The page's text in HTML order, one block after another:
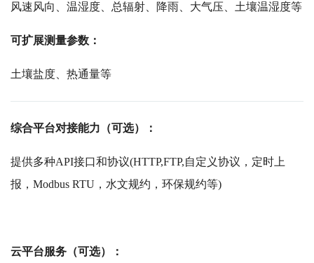
风速风向、温湿度、总辐射、降雨、大气压、土壤温湿度等
可扩展测量参数：
土壤盐度、热通量等
综合平台对接能力（可选）：
提供多种API接口和协议(HTTP,FTP,自定义协议，定时上
报，Modbus RTU，水文规约，环保规约等)
云平台服务（可选）：